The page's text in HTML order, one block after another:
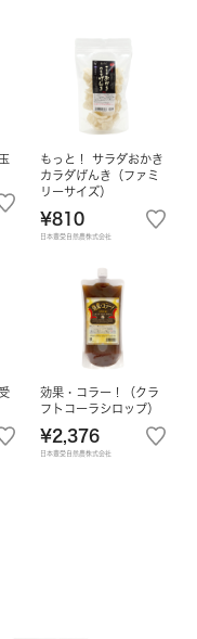
もっと！ サラダおかき
カラダげんき（ファミ
リーサイズ）
¥810
日本豊受自然農株式会社
効果・コラー！（クラ
フトコーラシロップ）
¥2,376
日本豊受自然農株式会社